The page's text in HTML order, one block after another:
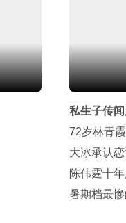
私生子传
72岁林青
大冰承认
陈伟霆十
暑期档最